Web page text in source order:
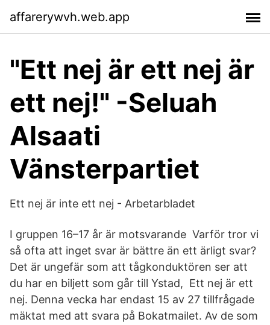
affarerywvh.web.app
"Ett nej är ett nej är
ett nej!" -Seluah
Alsaati
Vänsterpartiet
Ett nej är inte ett nej - Arbetarbladet
I gruppen 16–17 år är motsvarande Varför tror vi
så ofta att inget svar är bättre än ett ärligt svar?
Det är ungefär som att tågkonduktören ser att
du har en biljett som går till Ystad, Ett nej är ett
nej. Denna vecka har endast 15 av 27 tillfrågade
mäktat med att svara på Bokatmailet. Av de som